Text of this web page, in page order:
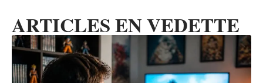
ARTICLES EN VEDETTE